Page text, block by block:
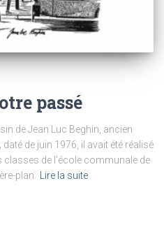
passé
de Jean Luc Beghin, ancien
de juin 1976, il avait été réalisé
classes de l’école communale de
plan. Lire la suite